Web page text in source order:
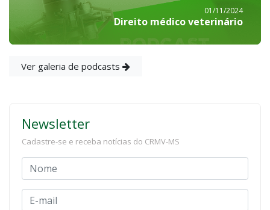
01/11/2024
Direito médico veterinário
Ver galeria de podcasts
Newsletter
Cadastre-se e receba notícias do CRMV-MS